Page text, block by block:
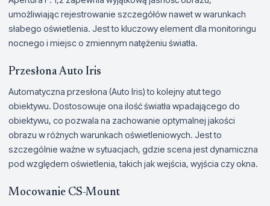
umożliwiając rejestrowanie szczegółów nawet w warunkach
słabego oświetlenia. Jest to kluczowy element dla monitoringu
nocnego i miejsc o zmiennym natężeniu światła.
Przesłona Auto Iris
Automatyczna przesłona (Auto Iris) to kolejny atut tego
obiektywu. Dostosowuje ona ilość światła wpadającego do
obiektywu, co pozwala na zachowanie optymalnej jakości
obrazu w różnych warunkach oświetleniowych. Jest to
szczególnie ważne w sytuacjach, gdzie scena jest dynamiczna
pod względem oświetlenia, takich jak wejścia, wyjścia czy okna.
Mocowanie CS-Mount